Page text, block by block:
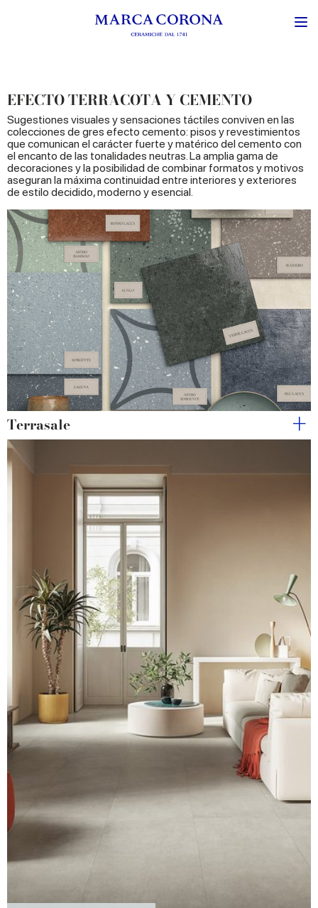
EFECTO TERRACOTA Y CEMENTO
Sugestiones visuales y sensaciones táctiles conviven en las
colecciones de gres efecto cemento: pisos y revestimientos
que comunican el carácter fuerte y matérico del cemento con
el encanto de las tonalidades neutras. La amplia gama de
decoraciones y la posibilidad de combinar formatos y motivos
aseguran la máxima continuidad entre interiores y exteriores
de estilo decidido, moderno y esencial.
Terrasale